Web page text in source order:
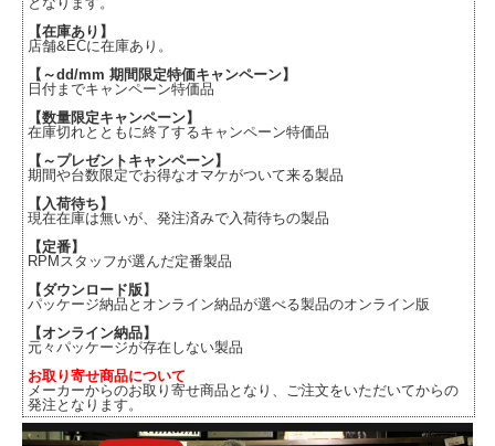
【在庫あり】
店舗&ECに在庫あり。
【～dd/mm 期間限定特価キャンペーン】
日付までキャンペーン特価品
【数量限定キャンペーン】
在庫切れとともに終了するキャンペーン特価品
【～プレゼントキャンペーン】
期間や台数限定でお得なオマケがついて来る製品
【入荷待ち】
現在在庫は無いが、発注済みで入荷待ちの製品
【定番】
RPMスタッフが選んだ定番製品
【ダウンロード版】
パッケージ納品とオンライン納品が選べる製品のオンライン版
【オンライン納品】
元々パッケージが存在しない製品
お取り寄せ商品について
メーカーからのお取り寄せ商品となり、ご注文をいただいてからの
発注となります。